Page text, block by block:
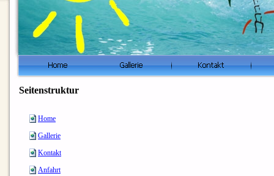
Seitenstruktur
Home
Gallerie
Kontakt
Anfahrt